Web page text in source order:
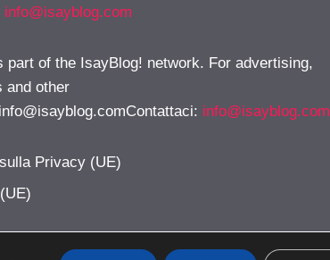
info@isayblog.com
part of the IsayBlog! network. For advertising,
and other
info@isayblog.comContattaci: info@isayblog.com
Privacy (UE)